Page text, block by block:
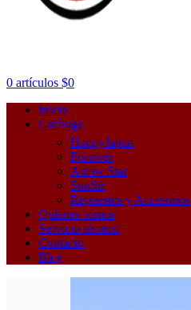
0 artículos $0
Inicio
Catálogo
HappyJapan
Fortever
Arrow Star
SunSir
Repuestos y Accesorios
Quienes somos
Servicio técnico
Contacto
Blog